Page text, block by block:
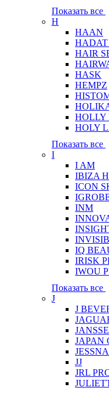
Показать все
H
HAAN
HADAT
HAIR
HASK
HEMPZ
HOLLY
HOLY
Показать все
I
I AM
IBIZA
ICON
INM
IQ
IRISK
IWOU
Показать все
J
J
JAPAN
JJ
JRL